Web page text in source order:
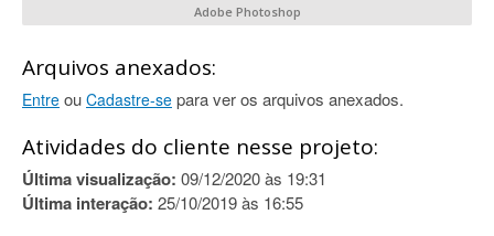
Adobe Photoshop
Arquivos anexados:
Entre ou Cadastre-se para ver os arquivos anexados.
Atividades do cliente nesse projeto:
Última visualização: 09/12/2020 às 19:31
Última interação: 25/10/2019 às 16:55